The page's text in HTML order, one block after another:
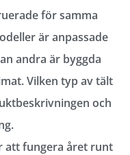
för samma
är anpassade
andra är byggda
Vilken typ av tält
och
att fungera året runt